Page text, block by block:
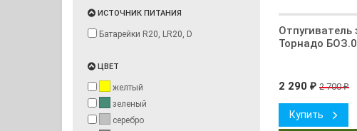
ИСТОЧНИК ПИТАНИЯ
Батарейки R20, LR20, D
ЦВЕТ
желтый
зеленый
серебро
Отпугиватель
Торнадо
2 290 ₽ 2 700₽
Купить